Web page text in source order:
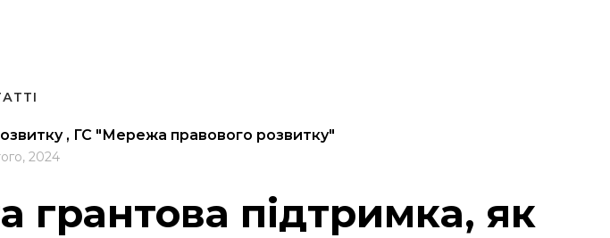
, ГС "Мережа правового розвитку"
2024
грантова підтримка, як